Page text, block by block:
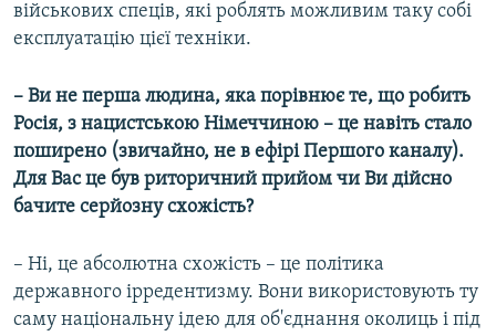
військових спеців, які роблять можливим таку собі
експлуатацію цієї техніки.
– Ви не перша людина, яка порівнює те, що робить
Росія, з нацистською Німеччиною – це навіть стало
поширено (звичайно, не в ефірі Першого каналу).
Для Вас це був риторичний прийом чи Ви дійсно
бачите серйозну схожість?
– Ні, це абсолютна схожість – це політика
державного ірредентизму. Вони використовують ту
саму національну ідею для об'єднання околиць і під